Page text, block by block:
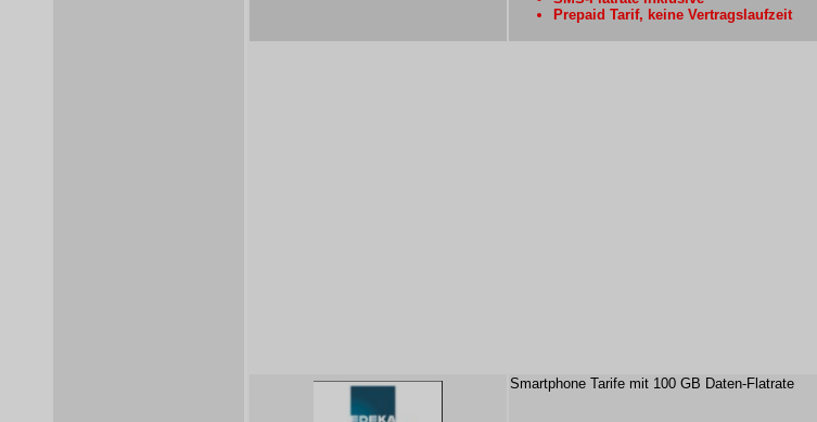
Prepaid Tarif, keine Vertragslaufzeit
Smartphone Tarife mit 100 GB Daten-Flatrate